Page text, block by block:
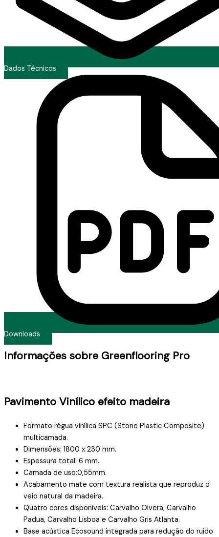
Dados Técnicos
Downloads
Informações sobre Greenflooring Pro
Pavimento Vinílico efeito madeira
Formato régua vinílica SPC (Stone Plastic Composite)
multicamada.
Dimensões: 1800 x 230 mm.
Espessura total: 6 mm.
Camada de uso:0,55mm.
Acabamento mate com textura realista que reproduz o
veio natural da madeira.
Quatro cores disponíveis: Carvalho Olvera, Carvalho
Padua, Carvalho Lisboa e Carvalho Gris Atlanta.
Base acústica Ecosound integrada para redução do ruído